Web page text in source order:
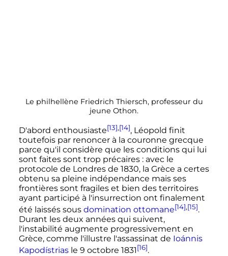
Le philhellène Friedrich Thiersch, professeur du
jeune Othon.
D'abord enthousiaste[13],[14], Léopold finit
toutefois par renoncer à la couronne grecque
parce qu'il considère que les conditions qui lui
sont faites sont trop précaires : avec le
protocole de Londres de 1830, la Grèce a certes
obtenu sa pleine indépendance mais ses
frontières sont fragiles et bien des territoires
ayant participé à l'insurrection ont finalement
été laissés sous domination ottomane[14],[15].
Durant les deux années qui suivent,
l'instabilité augmente progressivement en
Grèce, comme l'illustre l'assassinat de Ioánnis
Kapodístriasle 9 octobre 1831[16].